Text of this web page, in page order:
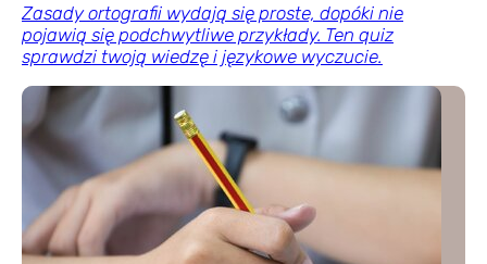
Zasady ortografii wydają się proste, dopóki nie
pojawią się podchwytliwe przykłady. Ten quiz
sprawdzi twoją wiedzę i językowe wyczucie.